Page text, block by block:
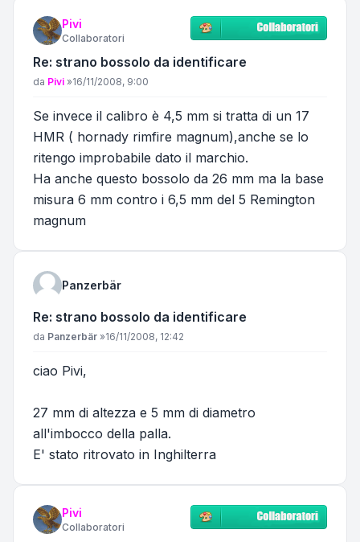
Pivi
Collaboratori
Re: strano bossolo da identificare
Messaggio
da Pivi »16/11/2008, 9:00
Se invece il calibro è 4,5 mm si tratta di un 17
HMR ( hornady rimfire magnum),anche se lo
ritengo improbabile dato il marchio.
Ha anche questo bossolo da 26 mm ma la base
misura 6 mm contro i 6,5 mm del 5 Remington
magnum
Panzerbär
Re: strano bossolo da identificare
Messaggio
da Panzerbär »16/11/2008, 12:42
ciao Pivi,
27 mm di altezza e 5 mm di diametro
all'imbocco della palla.
E' stato ritrovato in Inghilterra
Pivi
Collaboratori